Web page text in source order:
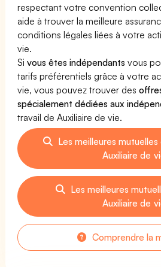
respectant votre convention
aide à trouver la meilleure
conditions légales liées à votre
vie.
Sivous êtes indépendants vous
tarifs préférentiels grâce à votre
vie, vous pouvez trouver des
spécialement dédiées aux
travail de Auxiliaire de vie.
Les meilleures
Auxiliaire de
Les meilleures
Auxiliaire de
Comprendre la